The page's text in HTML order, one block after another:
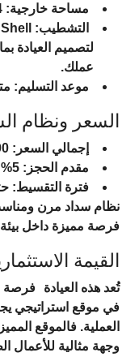
مساحة خارجية:54 متر مربع
التشطيب:
لتصميم العيادة بما
عملك.
موعد التسليم:
السعر ونظام
إجمالي السعر:63,000,000 جنيه مصري
مقدم الحجز:5% + 5%
فترة التقسيط:حتى
نظام سداد مرن ومناسب
فرصة مميزة داخل بيئة
القيمة الاستثمارية
تُعد هذه العيادة فرصة
في موقع استراتيجي
العملية. فالموقع
وجهة مثالية للأعمال